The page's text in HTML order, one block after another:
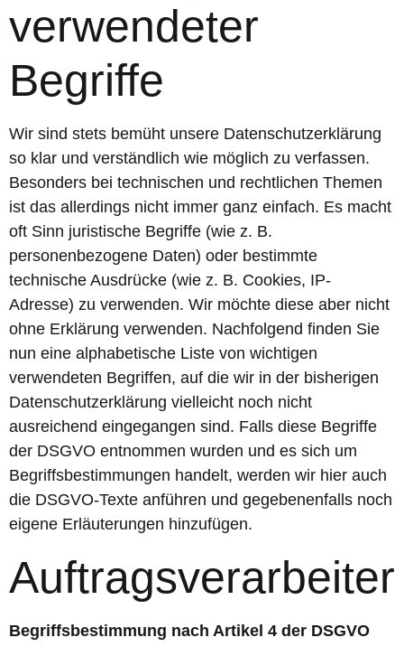
verwendeter
Begriffe
Wir sind stets bemüht unsere Datenschutzerklärung
so klar und verständlich wie möglich zu verfassen.
Besonders bei technischen und rechtlichen Themen
ist das allerdings nicht immer ganz einfach. Es macht
oft Sinn juristische Begriffe (wie z. B.
personenbezogene Daten) oder bestimmte
technische Ausdrücke (wie z. B. Cookies, IP-
Adresse) zu verwenden. Wir möchte diese aber nicht
ohne Erklärung verwenden. Nachfolgend finden Sie
nun eine alphabetische Liste von wichtigen
verwendeten Begriffen, auf die wir in der bisherigen
Datenschutzerklärung vielleicht noch nicht
ausreichend eingegangen sind. Falls diese Begriffe
der DSGVO entnommen wurden und es sich um
Begriffsbestimmungen handelt, werden wir hier auch
die DSGVO-Texte anführen und gegebenenfalls noch
eigene Erläuterungen hinzufügen.
Auftragsverarbeiter
Begriffsbestimmung nach Artikel 4 der DSGVO